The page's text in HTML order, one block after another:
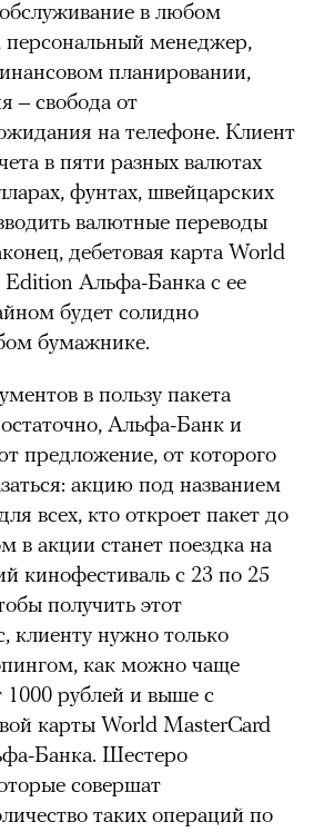
в любом
персональный менеджер,
планировании,
– свобода от
на телефоне. Клиент
в пяти разных валютах
фунтах, швейцарских
валютные переводы
дебетовая карта World
Альфа-Банка с ее
будет солидно
бумажнике.
в пользу пакета
Альфа-Банк и
предложение, от которого
акцию под названием
всех, кто откроет пакет до
в акции станет поездка на
кинофестиваль с 23 по 25
получить этот
клиенту нужно только
как можно чаще
1000 рублей и выше с
карты World MasterCard
Банка. Шестеро
совершат
таких операций по